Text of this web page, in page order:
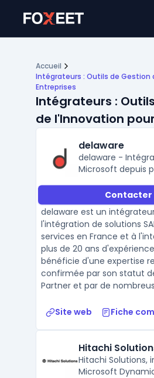
Accueil
Intégrateurs : Outils de Gestion
Entreprises
Intégrateurs :
de l'Innovation
delaware
delaware -
Microsoft depuis
Contacter
delaware est un
l'intégration de solutions
services en France et à
plus de 20 ans
bénéficie d'une expertise
confirmée par son statut
Partner et par de
Site web Fiche
Hitachi
Hitachi Solutions,
Microsoft